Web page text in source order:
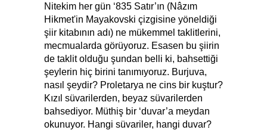
Nitekim her gün ‘835 Satır’ın (Nâzım
Hikmet'in Mayakovski çizgisine yöneldiği
şiir kitabının adı) ne mükemmel taklitlerini,
mecmualarda görüyoruz. Esasen bu şiirin
de taklit olduğu şundan belli ki, bahsettiği
şeylerin hiç birini tanımıyoruz. Burjuva,
nasıl şeydir? Proletarya ne cins bir kuştur?
Kızıl süvarilerden, beyaz süvarilerden
bahsediyor. Müthiş bir ‘duvar’a meydan
okunuyor. Hangi süvariler, hangi duvar?